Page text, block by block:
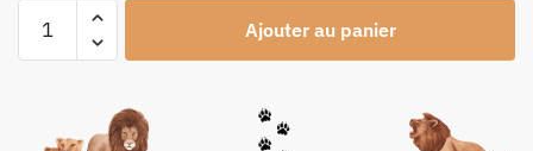
Ajouter au panier